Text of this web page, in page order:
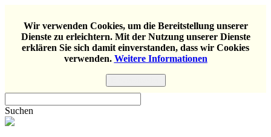
Wir verwenden Cookies, um die Bereitstellung unserer
Dienste zu erleichtern. Mit der Nutzung unserer Dienste
erklären Sie sich damit einverstanden, dass wir Cookies
verwenden. Weitere Informationen
Suchen